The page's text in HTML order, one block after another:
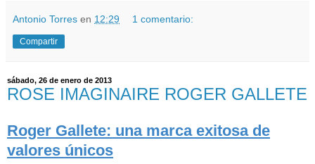
Antonio Torres en 12:29 1 comentario:
Compartir
sábado, 26 de enero de 2013
ROSE IMAGINAIRE ROGER GALLETE
Roger Gallete: una marca exitosa de
valores únicos